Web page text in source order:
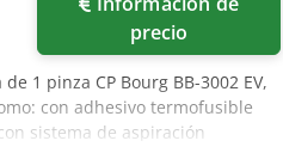
precio
1 pinza CP Bourg BB-3002 EV,
con adhesivo termofusible
sistema de aspiración